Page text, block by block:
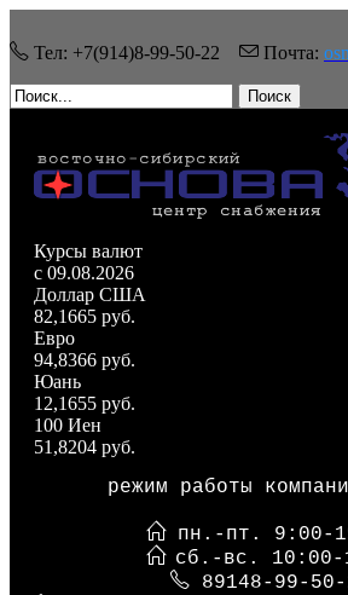
Тел: +7(914)8-99-50-22 Почта:
Поиск
Курсы валют
c 09.08.2026
Доллар США
82,1665 руб.
Евро
94,8366 руб.
Юань
12,1655 руб.
100 Иен
51,8204 руб.
режим работы
пн.-пт. 9:00-
сб.-вс. 10:00-
89148-99-50-